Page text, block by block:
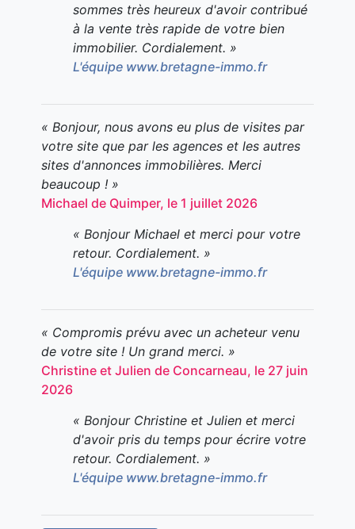
sommes très heureux d'avoir contribué
à la vente très rapide de votre bien
immobilier. Cordialement. »
L'équipe www.bretagne-immo.fr
« Bonjour, nous avons eu plus de visites par
votre site que par les agences et les autres
sites d'annonces immobilières. Merci
beaucoup ! »
Michael de Quimper, le 1 juillet 2026
« Bonjour Michael et merci pour votre
retour. Cordialement. »
L'équipe www.bretagne-immo.fr
« Compromis prévu avec un acheteur venu
de votre site ! Un grand merci. »
Christine et Julien de Concarneau, le 27 juin
2026
« Bonjour Christine et Julien et merci
d'avoir pris du temps pour écrire votre
retour. Cordialement. »
L'équipe www.bretagne-immo.fr